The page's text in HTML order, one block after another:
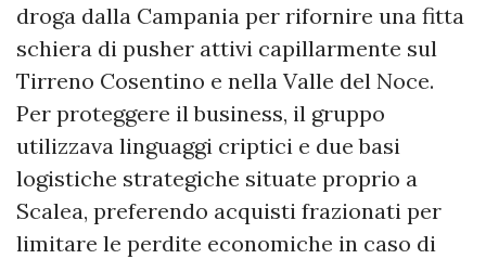
droga dalla Campania per rifornire una fitta
schiera di pusher attivi capillarmente sul
Tirreno Cosentino e nella Valle del Noce.
Per proteggere il business, il gruppo
utilizzava linguaggi criptici e due basi
logistiche strategiche situate proprio a
Scalea, preferendo acquisti frazionati per
limitare le perdite economiche in caso di